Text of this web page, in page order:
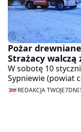
Pożar
Strażacy walczą
W sobotę 10
Sypniewie (powiat
drewnianego
szybko się
REDAKCJA TWOJE7DNI